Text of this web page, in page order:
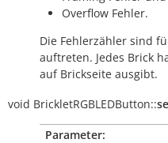
Overflow Fehler.
Die Fehlerzähler sind
auftreten. Jedes Brick
auf Brickseite ausgibt.
void BrickletRGBLEDButton::
Parameter: